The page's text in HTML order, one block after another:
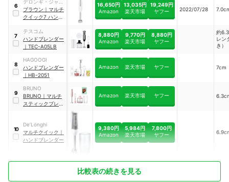
6
デロンギ・ジャパ
ン
ブラウン ｜ マルチ
クイック7 ハンド
MQ7035IGWH
16,650円
Amazon
13,035円
楽天市場
19,249円
ヤフー
2022/07/28
7
テスコム
ハンドブレンダー
｜ TEC-A05LB
8,880円
Amazon
9,770円
楽天市場
8,880円
ヤフー
約
レン
き）
8
HAGOOGI
ハンドブレンダー
｜ HB-2051
Amazon 楽天市場 ヤフー 7cm
9
BRUNO
BRUNO ｜ マルチ
スティックブレン
Amazon 楽天市場 ヤフー
10
De’Longhi
マルチクイック ｜
ハンドブレンダー
9,380円
Amazon
5,984円
楽天市場
7,800円
ヤフー
比較表の続きを見る